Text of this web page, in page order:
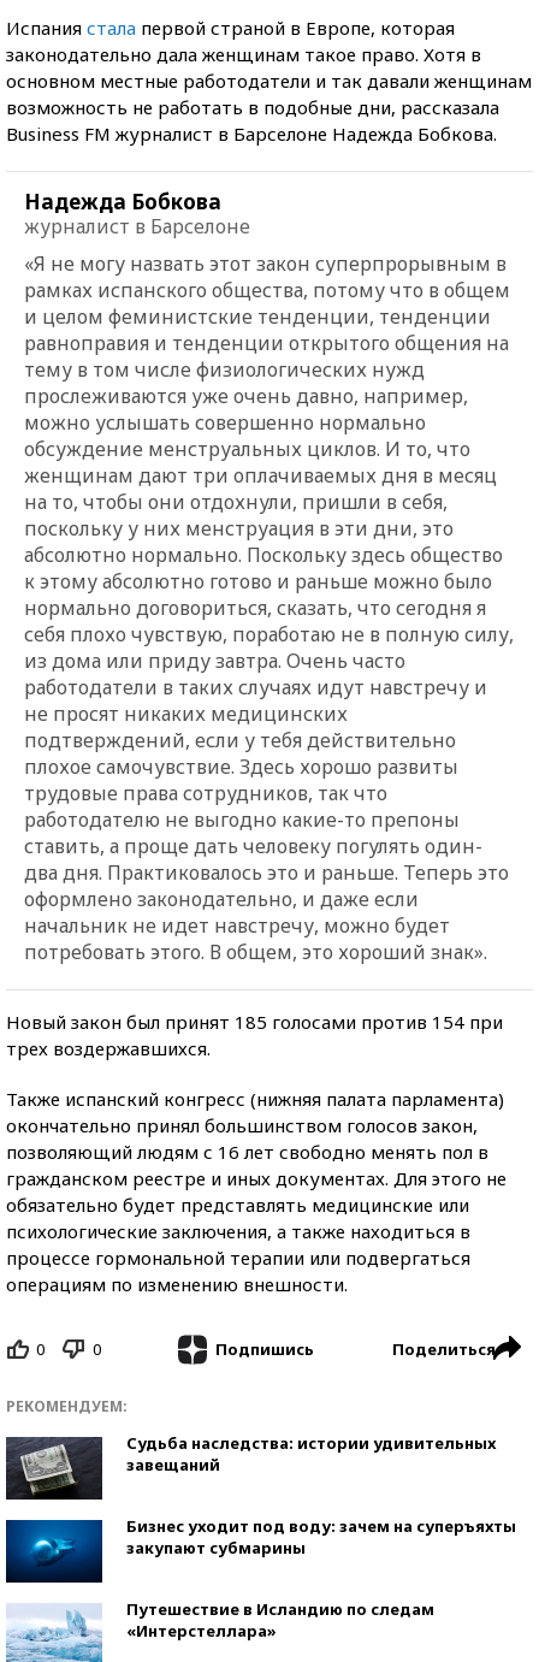
Испания стала первой страной в Европе, которая
законодательно дала женщинам такое право. Хотя в
основном местные работодатели и так давали женщинам
возможность не работать в подобные дни, рассказала
Business FM журналист в Барселоне Надежда Бобкова.
Надежда Бобкова
журналист в Барселоне
«Я не могу назвать этот закон суперпрорывным в
рамках испанского общества, потому что в общем
и целом феминистские тенденции, тенденции
равноправия и тенденции открытого общения на
тему в том числе физиологических нужд
прослеживаются уже очень давно, например,
можно услышать совершенно нормально
обсуждение менструальных циклов. И то, что
женщинам дают три оплачиваемых дня в месяц
на то, чтобы они отдохнули, пришли в себя,
поскольку у них менструация в эти дни, это
абсолютно нормально. Поскольку здесь общество
к этому абсолютно готово и раньше можно было
нормально договориться, сказать, что сегодня я
себя плохо чувствую, поработаю не в полную силу,
из дома или приду завтра. Очень часто
работодатели в таких случаях идут навстречу и
не просят никаких медицинских
подтверждений, если у тебя действительно
плохое самочувствие. Здесь хорошо развиты
трудовые права сотрудников, так что
работодателю не выгодно какие-то препоны
ставить, а проще дать человеку погулять один-
два дня. Практиковалось это и раньше. Теперь это
оформлено законодательно, и даже если
начальник не идет навстречу, можно будет
потребовать этого. В общем, это хороший знак».
Новый закон был принят 185 голосами против 154 при
трех воздержавшихся.
Также испанский конгресс (нижняя палата парламента)
окончательно принял большинством голосов закон,
позволяющий людям с 16 лет свободно менять пол в
гражданском реестре и иных документах. Для этого не
обязательно будет представлять медицинские или
психологические заключения, а также находиться в
процессе гормональной терапии или подвергаться
операциям по изменению внешности.
0 0 Подпишись Поделиться
РЕКОМЕНДУЕМ:
Судьба наследства: истории удивительных
завещаний
Бизнес уходит под воду: зачем на суперъяхты
закупают субмарины
Путешествие в Исландию по следам
«Интерстеллара»